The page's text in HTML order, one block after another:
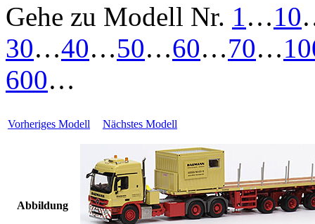
Gehe zu Modell Nr. 1…10
30…40…50…60…70…
600…
Vorheriges Modell Nächstes Modell
Abbildung